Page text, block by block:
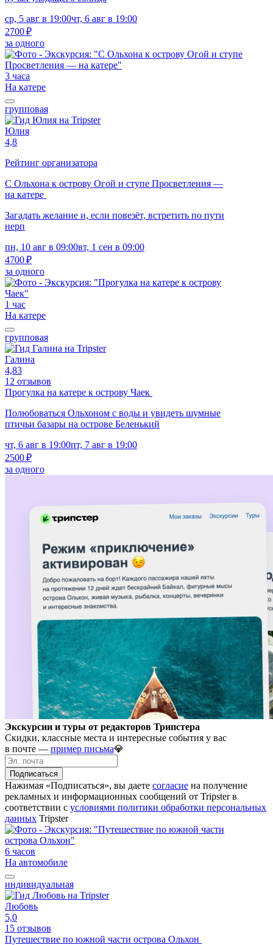
ср, 5 авг в 19:00чт, 6 авг в 19:00
2700 ₽
за одного
3 часа
На катере
групповая
Юлия
4,8
Рейтинг организатора
С Ольхона к острову Огой и ступе Просветления —
на катере
Загадать желание и, если повезёт, встретить по пути
нерп
пн, 10 авг в 09:00вт, 1 сен в 09:00
4700 ₽
за одного
1 час
На катере
групповая
Галина
4,83
12 отзывов
Прогулка на катере к острову Чаек
Полюбоваться Ольхоном с воды и увидеть шумные
птичьи базары на острове Беленький
чт, 6 авг в 19:00пт, 7 авг в 19:00
2500 ₽
за одного
Экскурсии и туры от редакторов Трипстера
Скидки, классные места и интересные события у вас
в почте — пример письма💎
Подписаться
Нажимая «Подписаться», вы даете согласие на получение
рекламных и информационных сообщений от Tripster в
соответствии c условиями политики обработки персональных
данных Tripster
6 часов
На автомобиле
индивидуальная
Любовь
5,0
15 отзывов
Путешествие по южной части острова Ольхон